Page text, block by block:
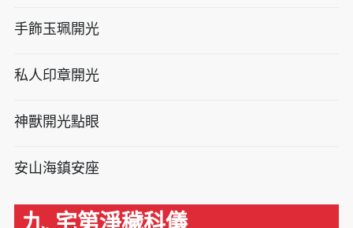
手飾玉珮開光
私人印章開光
神獸開光點眼
安山海鎮安座